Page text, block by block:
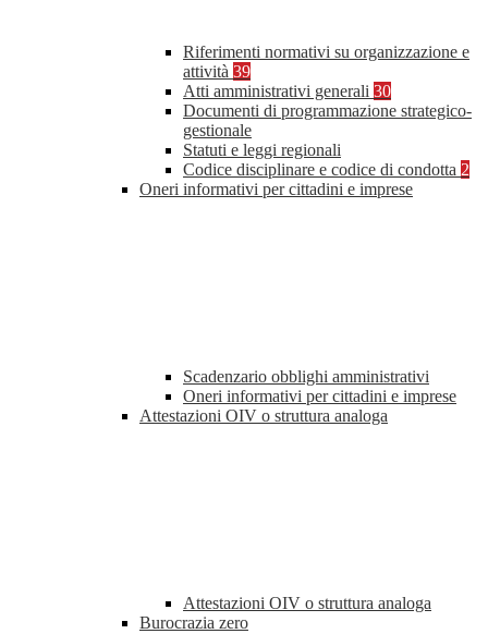
Riferimenti normativi su organizzazione e
attività 39
Atti amministrativi generali 30
Documenti di programmazione strategico-
gestionale
Statuti e leggi regionali
Codice disciplinare e codice di condotta 2
Oneri informativi per cittadini e imprese
Scadenzario obblighi amministrativi
Oneri informativi per cittadini e imprese
Attestazioni OIV o struttura analoga
Attestazioni OIV o struttura analoga
Burocrazia zero